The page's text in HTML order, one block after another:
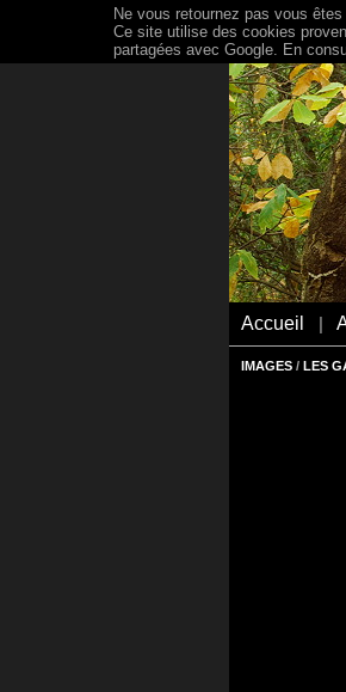
Accueil
IMAGES / LES
Ne vous retournez pas vous
Ce site utilise des cookies
partagées avec Google. En